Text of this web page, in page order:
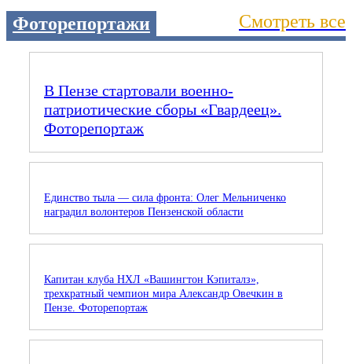
Фоторепортажи Смотреть все
В Пензе стартовали военно-
патриотические сборы «Гвардеец».
Фоторепортаж
Единство тыла — сила фронта: Олег Мельниченко
наградил волонтеров Пензенской области
Капитан клуба НХЛ «Вашингтон Кэпиталз»,
трехкратный чемпион мира Александр Овечкин в
Пензе. Фоторепортаж